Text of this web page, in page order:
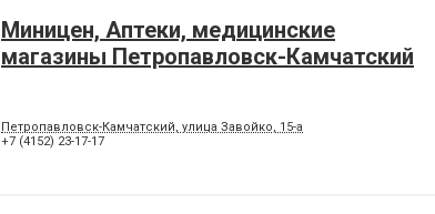
Миницен, Аптеки, медицинские
магазины Петропавловск-Камчатский
Петропавловск-Камчатский, улица Завойко, 15-а
+7 (4152) 23-17-17